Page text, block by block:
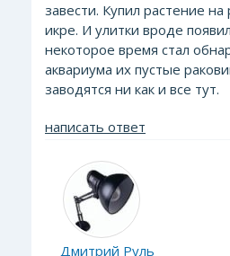
завести. Купил растение
икре. И улитки вроде
некоторое время стал
аквариума их пустые
заводятся ни как и все тут.
написать ответ
Дмитрий Руль